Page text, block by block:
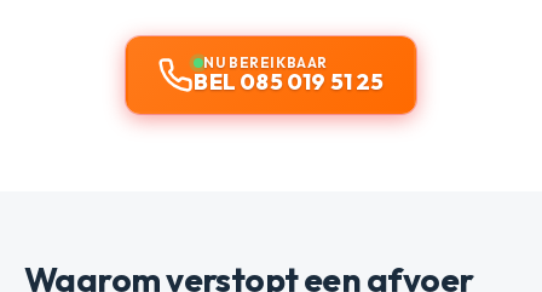
NU BEREIKBAAR
BEL 085 019 51 25
Waarom verstopt een afvoer